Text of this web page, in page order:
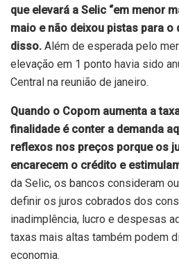
que elevará a Selic “em menor
maio e não deixou pistas para o
disso. Além de esperada pelo
elevação em 1 ponto havia sido
Central na reunião de janeiro.
Quando o Copom aumenta a
finalidade é conter a demanda
reflexos nos preços porque os
encarecem o crédito e
da Selic, os bancos consideram
definir os juros cobrados dos
inadimplência, lucro e despesas
taxas mais altas também podem
economia.